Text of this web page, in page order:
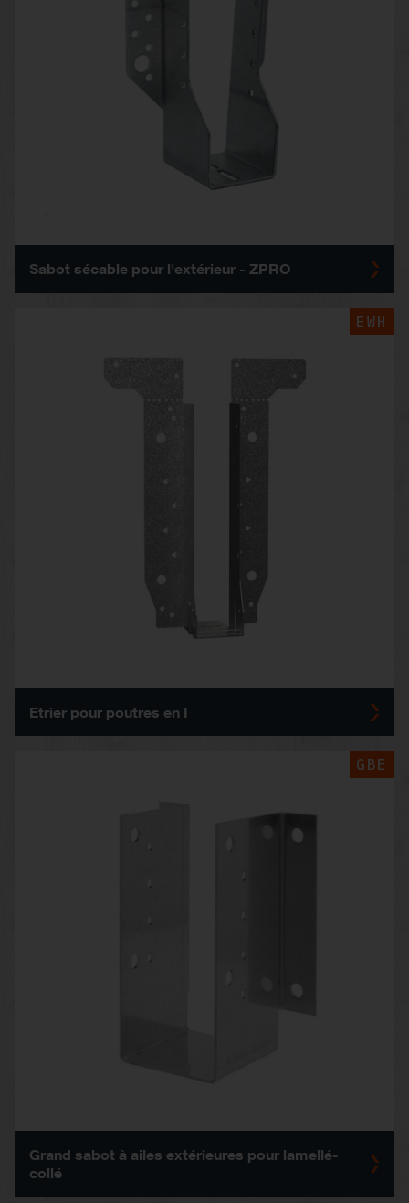
Sabot sécable pour l'extérieur - ZPRO
EWH
Etrier pour poutres en I
GBE
Grand sabot à ailes extérieures pour lamellé-
collé